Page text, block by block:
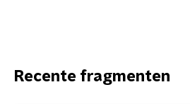
Recente fragmenten